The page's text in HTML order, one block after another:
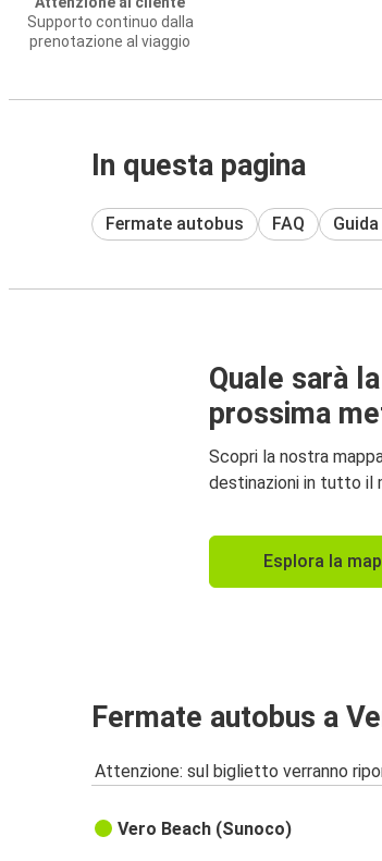
Supporto continuo dalla
prenotazione al viaggio
In questa pagina
Fermate autobus FAQ
Quale sarà
prossima
Scopri la nostra
destinazioni in tutto il
Esplora la
Fermate autobus a
Attenzione: sul biglietto verranno
Vero Beach (Sunoco)